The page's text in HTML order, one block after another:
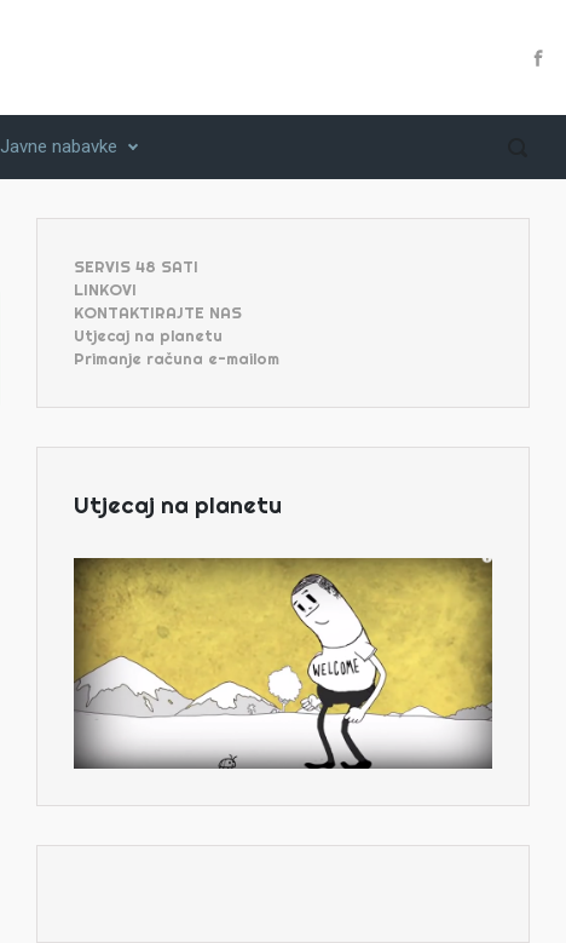
Javne nabavke
SERVIS 48 SATI
LINKOVI
KONTAKTIRAJTE NAS
Utjecaj na planetu
Primanje računa e-mailom
Utjecaj na planetu